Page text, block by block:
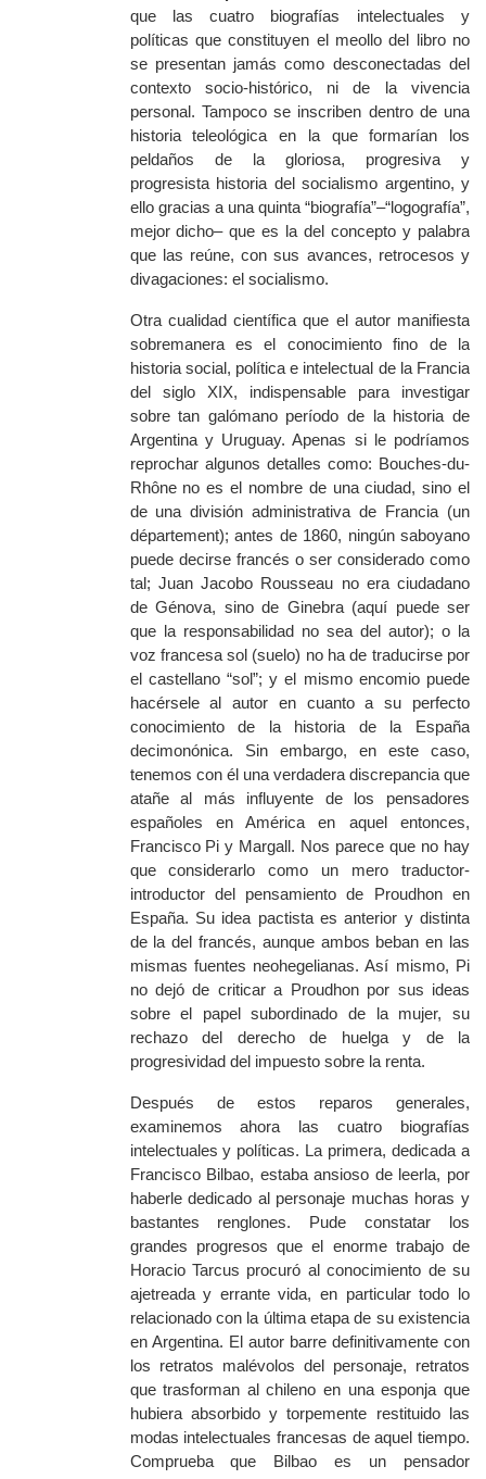
que las cuatro biografías intelectuales y
políticas que constituyen el meollo del libro no
se presentan jamás como desconectadas del
contexto socio-histórico, ni de la vivencia
personal. Tampoco se inscriben dentro de una
historia teleológica en la que formarían los
peldaños de la gloriosa, progresiva y
progresista historia del socialismo argentino, y
ello gracias a una quinta “biografía”–“logografía”,
mejor dicho‒ que es la del concepto y palabra
que las reúne, con sus avances, retrocesos y
divagaciones: el socialismo.
Otra cualidad científica que el autor manifiesta
sobremanera es el conocimiento fino de la
historia social, política e intelectual de la Francia
del siglo XIX, indispensable para investigar
sobre tan galómano período de la historia de
Argentina y Uruguay. Apenas si le podríamos
reprochar algunos detalles como: Bouches-du-
Rhône no es el nombre de una ciudad, sino el
de una división administrativa de Francia (un
département); antes de 1860, ningún saboyano
puede decirse francés o ser considerado como
tal; Juan Jacobo Rousseau no era ciudadano
de Génova, sino de Ginebra (aquí puede ser
que la responsabilidad no sea del autor); o la
voz francesasol (suelo) no ha de traducirse por
el castellano “sol”; y el mismo encomio puede
hacérsele al autor en cuanto a su perfecto
conocimiento de la historia de la España
decimonónica. Sin embargo, en este caso,
tenemos con él una verdadera discrepancia que
atañe al más influyente de los pensadores
españoles en América en aquel entonces,
Francisco Pi y Margall. Nos parece que no hay
que considerarlo como un mero traductor-
introductor del pensamiento de Proudhon en
España. Su idea pactista es anterior y distinta
de la del francés, aunque ambos beban en las
mismas fuentes neohegelianas. Así mismo, Pi
no dejó de criticar a Proudhon por sus ideas
sobre el papel subordinado de la mujer, su
rechazo del derecho de huelga y de la
progresividad del impuesto sobre la renta.
Después de estos reparos generales,
examinemos ahora las cuatro biografías
intelectuales y políticas. La primera, dedicada a
Francisco Bilbao, estaba ansioso de leerla, por
haberle dedicado al personaje muchas horas y
bastantes renglones. Pude constatar los
grandes progresos que el enorme trabajo de
Horacio Tarcus procuró al conocimiento de su
ajetreada y errante vida, en particular todo lo
relacionado con la última etapa de su existencia
en Argentina. El autor barre definitivamente con
los retratos malévolos del personaje, retratos
que trasforman al chileno en una esponja que
hubiera absorbido y torpemente restituido las
modas intelectuales francesas de aquel tiempo.
Comprueba que Bilbao es un pensador